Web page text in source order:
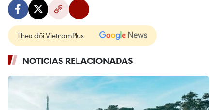
Theo dõi VietnamPlus
NOTICIAS RELACIONADAS